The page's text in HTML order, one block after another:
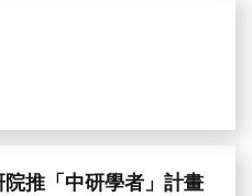
共創雙贏 中研院推「中研學者」計畫